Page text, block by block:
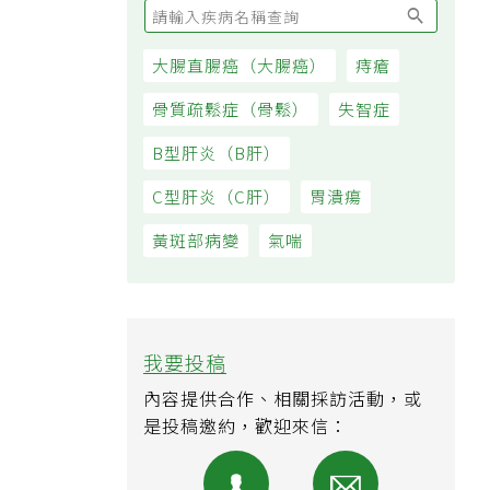
大腸直腸癌（大腸癌）
痔瘡
骨質疏鬆症（骨鬆）
失智症
B型肝炎（B肝）
C型肝炎（C肝）
胃潰瘍
黃斑部病變
氣喘
我要投稿
內容提供合作、相關採訪活動，或
是投稿邀約，歡迎來信：